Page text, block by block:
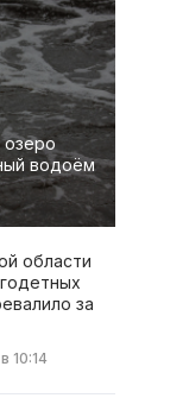
озеро
водоём
области
за
10:14